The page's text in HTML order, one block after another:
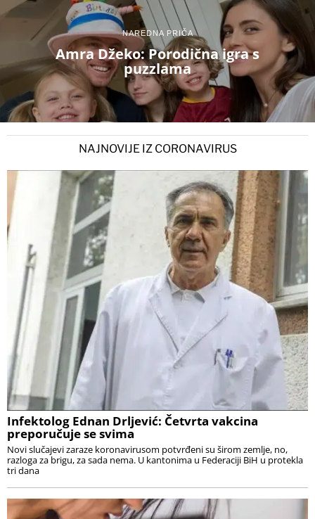
NAREDNA PRIČA
Amra Džeko: Porodična igra s
puzzlama
NAJNOVIJE IZ CORONAVIRUS
Infektolog Ednan Drljević: Četvrta vakcina
preporučuje se svima
Novi slučajevi zaraze koronavirusom potvrđeni su širom zemlje, no,
razloga za brigu, za sada nema. U kantonima u Federaciji BiH u protekla
tri dana